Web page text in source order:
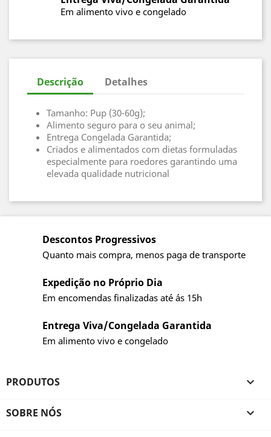
Em alimento vivo e congelado
Descrição Detalhes
Tamanho: Pup (30-60g);
Alimento seguro para o seu animal;
Entrega Congelada Garantida;
Criados e alimentados com dietas formuladas
especialmente para roedores garantindo uma
elevada qualidade nutricional
Descontos Progressivos
Quanto mais compra, menos paga de transporte
Expedição no Próprio Dia
Em encomendas finalizadas até ás 15h
Entrega Viva/Congelada Garantida
Em alimento vivo e congelado
PRODUTOS 
SOBRE NÓS 